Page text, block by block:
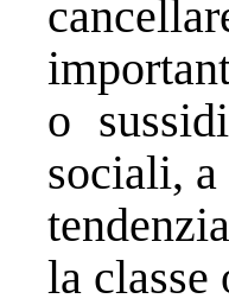
o
sociali,
la classe